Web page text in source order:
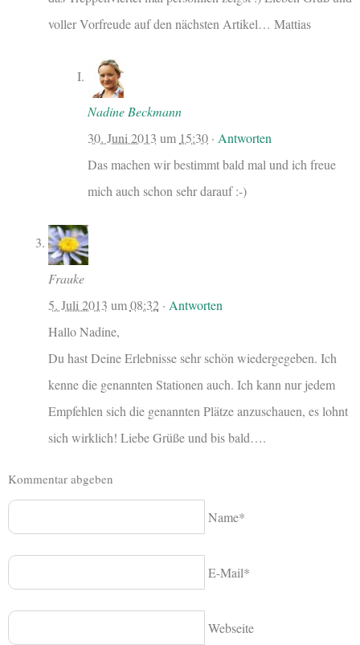
voller Vorfreude auf den nächsten Artikel… Mattias
Nadine Beckmann
30. Juni 2013 um 15:30 · Antworten
Das machen wir bestimmt bald mal und ich freue
mich auch schon sehr darauf :-)
Frauke
5. Juli 2013 um08:32· Antworten
Hallo Nadine,
Du hast Deine Erlebnisse sehr schön wiedergegeben. Ich
kenne die genannten Stationen auch. Ich kann nur jedem
Empfehlen sich die genannten Plätze anzuschauen, es lohnt
sich wirklich! Liebe Grüße und bis bald….
Kommentar abgeben
Name*
E-Mail*
Webseite